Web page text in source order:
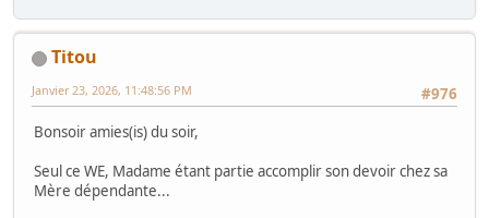
Titou
#976
Janvier 23, 2026, 11:48:56 PM
Bonsoir amies(is) du soir,
Seul ce WE, Madame étant partie accomplir son devoir chez sa
Mère dépendante...